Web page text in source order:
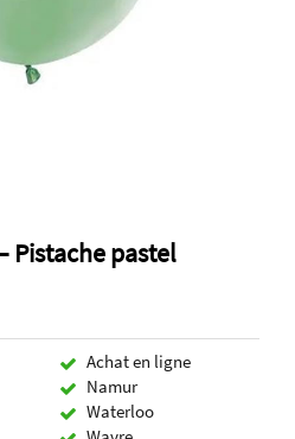
Pistache pastel
Achat en ligne
Namur
Waterloo